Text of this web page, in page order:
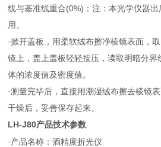
线与基准线重合(0%)；注：本光学仪器
用。
·掀开盖板，用柔软绒布擦净棱镜表面，
镜上，盖上盖板轻轻按压，读取明暗分界
体的浓度值及密度值。
·测量完毕后，直接用潮湿绒布擦去棱镜
干燥后，妥善保存起来。
LH-J80产品技术参数
·产品名称：酒精度折光仪